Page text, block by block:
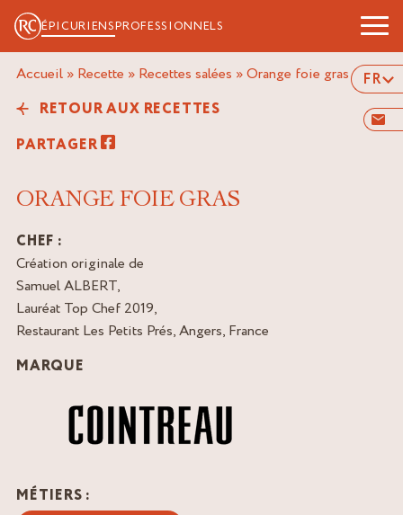
ÉPICURIENSPROFESSIONNELS
FR
Accueil » Recette » Recettes salées » orange foie gras
RETOUR AUX RECETTES
PARTAGER
ORANGE FOIE GRAS
CHEF :
Création originale de
Samuel ALBERT,
Lauréat Top Chef 2019,
Restaurant Les Petits Prés, Angers, France
MARQUE
MÉTIERS :